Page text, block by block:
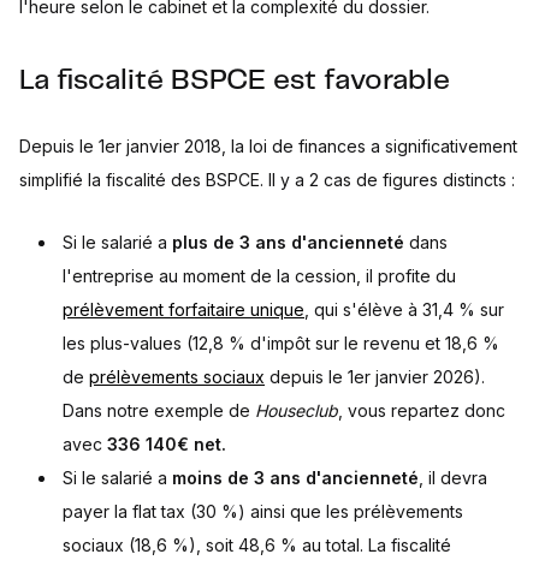
l'heure selon le cabinet et la complexité du dossier.
La fiscalité BSPCE est favorable
Depuis le 1er janvier 2018, la loi de finances a significativement
simplifié la fiscalité des BSPCE. Il y a 2 cas de figures distincts :
Si le salarié a plus de 3 ans d'ancienneté dans
l'entreprise au moment de la cession, il profite du
prélèvement forfaitaire unique , qui s'élève à 31,4 % sur
les plus-values (12,8 % d'impôt sur le revenu et 18,6 %
de prélèvements sociaux depuis le 1er janvier 2026).
Dans notre exemple de Houseclub , vous repartez donc
avec 336 140€ net.
Si le salarié a moins de 3 ans d'ancienneté , il devra
payer la flat tax (30 %) ainsi que les prélèvements
sociaux (18,6 %), soit 48,6 % au total. La fiscalité